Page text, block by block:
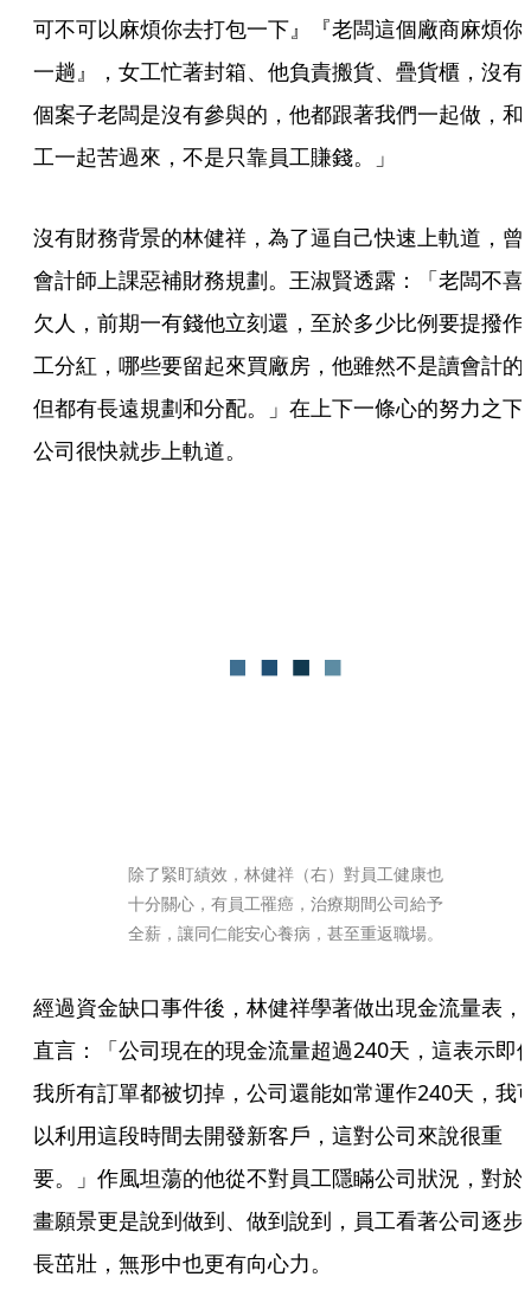
可不可以麻煩你去打包一下』『老闆這個廠商麻煩你
一趟』，女工忙著封箱、他負責搬貨、疊貨櫃，沒有
個案子老闆是沒有參與的，他都跟著我們一起做，和
工一起苦過來，不是只靠員工賺錢。」
沒有財務背景的林健祥，為了逼自己快速上軌道，曾
會計師上課惡補財務規劃。王淑賢透露：「老闆不喜
欠人，前期一有錢他立刻還，至於多少比例要提撥作
工分紅，哪些要留起來買廠房，他雖然不是讀會計的
但都有長遠規劃和分配。」在上下一條心的努力之下
公司很快就步上軌道。
除了緊盯績效，林健祥（右）對員工健康也
十分關心，有員工罹癌，治療期間公司給予
全薪，讓同仁能安心養病，甚至重返職場。
經過資金缺口事件後，林健祥學著做出現金流量表，
直言：「公司現在的現金流量超過240天，這表示即
我所有訂單都被切掉，公司還能如常運作240天，我
以利用這段時間去開發新客戶，這對公司來說很重
要。」作風坦蕩的他從不對員工隱瞞公司狀況，對於
畫願景更是說到做到、做到說到，員工看著公司逐步
長茁壯，無形中也更有向心力。